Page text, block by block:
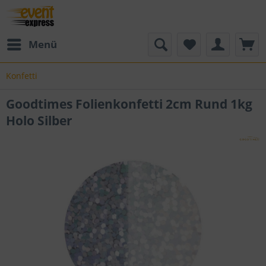
Menü
Konfetti
Goodtimes Folienkonfetti 2cm Rund 1kg
Holo Silber